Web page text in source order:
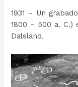
1931 – Un
1800 – 500 a.
Dalsland.